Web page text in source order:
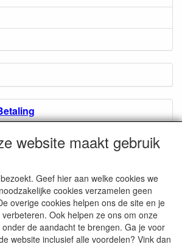
website maakt gebruik
Geef hier aan welke cookies we
cookies verzamelen geen
overige cookies helpen ons de site en je
Ook helpen ze ons om onze
de aandacht te brengen. Ga je voor
website inclusief alle voordelen? Vink dan